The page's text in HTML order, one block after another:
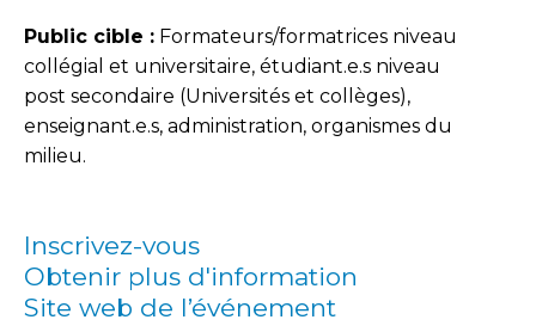
Public cible : Formateurs/formatrices niveau
collégial et universitaire, étudiant.e.s niveau
post secondaire (Universités et collèges),
enseignant.e.s, administration, organismes du
milieu.
Inscrivez-vous
Obtenir plus d'information
Site web de l’événement